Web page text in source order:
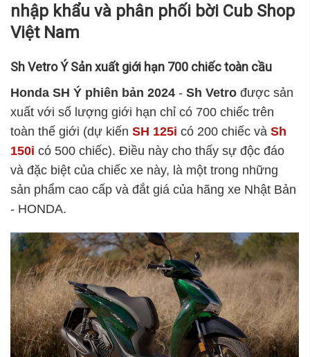
nhập khẩu và phân phối bời Cub Shop
Việt Nam
Sh Vetro Ý Sản xuất giới hạn 700 chiếc toàn cầu
Honda SH Ý phiên bản 2024 - Sh Vetro được sản
xuất với số lượng giới hạn chỉ có 700 chiếc trên
toàn thế giới (dự kiến SH 125i có 200 chiếc và Sh
150i có 500 chiếc). Điều này cho thấy sự độc đáo
và đặc biệt của chiếc xe này, là một trong những
sản phẩm cao cấp và đắt giá của hãng xe Nhật Bản
- HONDA.